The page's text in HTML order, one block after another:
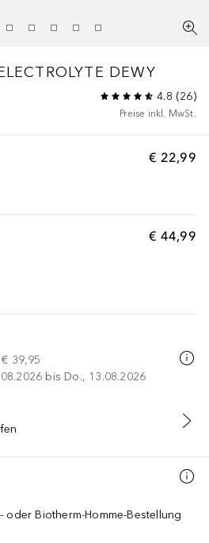
DEWY
4.8 (26)
Preise inkl. MwSt.
€ 22,99
€ 44,99
€ 39,95
bis Do., 13.08.2026
WARENKORB
oder Biotherm-Homme-Bestellung